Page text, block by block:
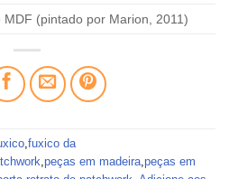
(pintado por Marion, 2011)
fuxico da
peças em madeira peças em